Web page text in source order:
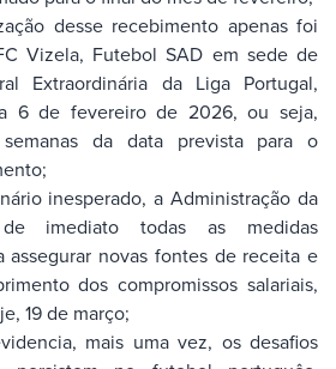
desse recebimento apenas foi
Vizela, Futebol SAD em sede de
Extraordinária da Liga Portugal,
6 de fevereiro de 2026, ou seja,
da data prevista para o
inesperado, a Administração da
imediato todas as medidas
assegurar novas fontes de receita e
dos compromissos salariais,
19 de março;
mais uma vez, os desafios